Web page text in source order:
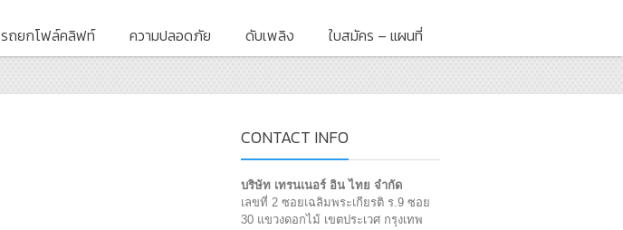
รถยกโฟล์คลิฟท์ ความปลอดภัย ดับเพลิง ใบสมัคร – แผนที่
CONTACT INFO
บริษัท เทรนเนอร์ อิน ไทย จำกัด
เลขที่ 2 ซอยเฉลิมพระเกียรติ ร.9 ซอย
30 แขวงดอกไม้ เขตประเวศ กรุงเทพ